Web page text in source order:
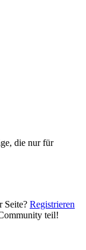
die nur für
Seite? Registrieren
teil!